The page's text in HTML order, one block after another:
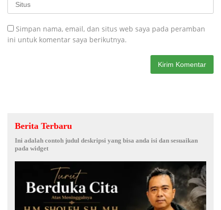
Simpan nama, email, dan situs web saya pada peramban
ini untuk komentar saya berikutnya.
Berita Terbaru
Ini adalah contoh judul deskripsi yang bisa anda isi dan sesuaikan
pada widget